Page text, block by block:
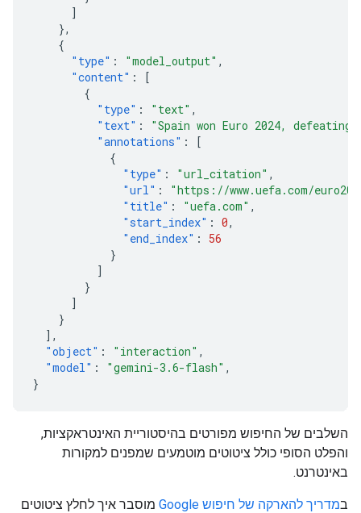
]
},
{
"type" : "model_output" ,
"content" :
[
{
"type" : "text" ,
"text" :
"Spain won Euro 2024,
"annotations" :
[
{
"type" : "url_citation" ,
"url" :
"https://www.uefa.com/
"title" : "uefa.com" ,
"start_index" : 0,
"end_index" :
56
}
]
}
]
}
],
"object" : "interaction" ,
"model" : "gemini-3.6-flash" ,
}
השלבים של החיפוש מפורטים בהיסטוריית האינטראקציות,
והפלט הסופי כולל ציטוטים מוטמעים שמפנים למקורות
באינטרנט.
במדריך להארקה של חיפוש Google
מוסבר איך לחלץ ציטוטים